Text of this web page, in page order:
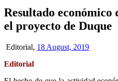
Resultado económico
el proyecto de Duque
Editorial, 18 August, 2019
Editorial